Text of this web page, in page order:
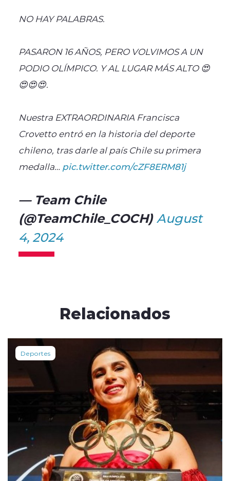
NO HAY PALABRAS.
PASARON 16 AÑOS, PERO VOLVIMOS A UN
PODIO OLÍMPICO. Y AL LUGAR MÁS ALTO 😍
😍😍😍.
Nuestra EXTRAORDINARIA Francisca
Crovetto entró en la historia del deporte
chileno, tras darle al país Chile su primera
medalla… pic.twitter.com/cZF8ERM81j
— Team Chile
(@TeamChile_COCH) August
4, 2024
Relacionados
Deportes